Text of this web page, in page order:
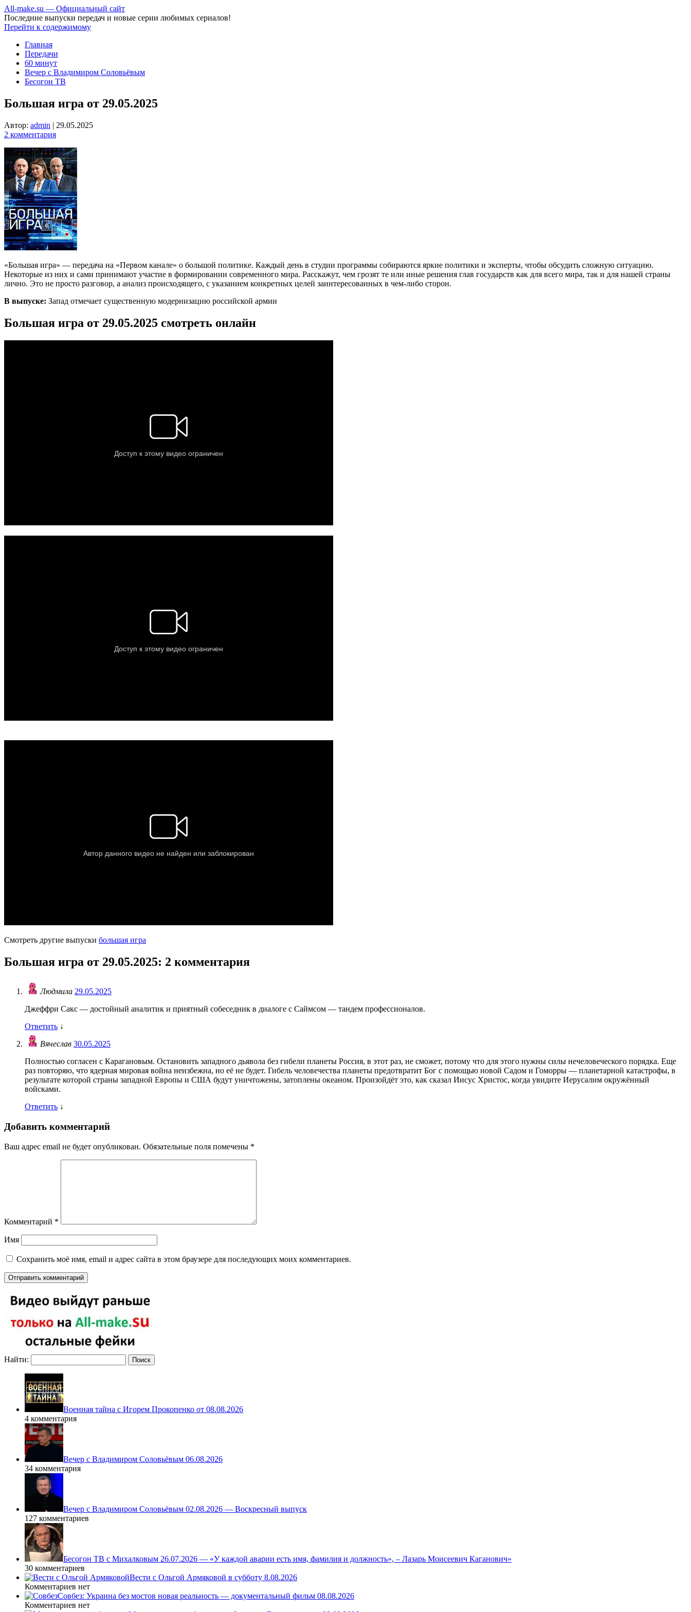
All-make.su — Официальный сайт
Последние выпуски передач и новые серии любимых сериалов!
Перейти к содержимому
Главная
Передачи
60 минут
Вечер с Владимиром Соловьёвым
Бесогон ТВ
Большая игра от 29.05.2025
Автор: admin | 29.05.2025
2 комментария
«Большая игра» — передача на «Первом канале» о большой политике. Каждый день в студии программы собираются яркие политики и эксперты, чтобы обсудить сложную ситуацию.
Некоторые из них и сами принимают участие в формировании современного мира. Расскажут, чем грозят те или иные решения глав государств как для всего мира, так и для нашей страны
лично. Это не просто разговор, а анализ происходящего, с указанием конкретных целей заинтересованных в чем-либо сторон.
В выпуске: Запад отмечает существенную модернизацию российской армии
Большая игра от 29.05.2025 смотреть онлайн
Смотреть другие выпуски большая игра
Большая игра от 29.05.2025: 2 комментария
Людмила 29.05.2025
Джеффри Сакс — достойный аналитик и приятный собеседник в диалоге с Саймсом — тандем профессионалов.
Ответить ↓
Вячеслав 30.05.2025
Полностью согласен с Карагановым. Остановить западного дьявола без гибели планеты Россия, в этот раз, не сможет, потому что для этого нужны силы нечеловеческого порядка. Еще
раз повторяю, что ядерная мировая война неизбежна, но её не будет. Гибель человечества планеты предотвратит Бог с помощью новой Садом и Гоморры — планетарной катастрофы, в
результате которой страны западной Европы и США будут уничтожены, затоплены океаном. Произойдёт это, как сказал Иисус Христос, когда увидите Иерусалим окружённый
войсками.
Ответить ↓
Добавить комментарий
Ваш адрес email не будет опубликован. Обязательные поля помечены *
Комментарий *
Имя
Сохранить моё имя, email и адрес сайта в этом браузере для последующих моих комментариев.
Найти:
Военная тайна с Игорем Прокопенко от 08.08.2026
4 комментария
Вечер с Владимиром Соловьёвым 06.08.2026
34 комментария
Вечер с Владимиром Соловьёвым 02.08.2026 — Воскресный выпуск
127 комментариев
Бесогон ТВ с Михалковым 26.07.2026 — «У каждой аварии есть имя, фамилия и должность», – Лазарь Моисеевич Каганович»
30 комментариев
Вести с Ольгой Армяковой в субботу 8.08.2026
Комментариев нет
Совбез: Украина без мостов новая реальность — документальный фильм 08.08.2026
Комментариев нет